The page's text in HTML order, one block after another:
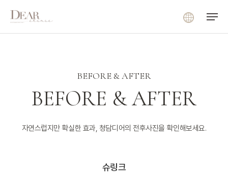
main
Menu
BEFORE & AFTER
BEFORE & AFTER
자연스럽지만 확실한 효과, 청담디어의 전후사진을 확인해보세요.
슈링크